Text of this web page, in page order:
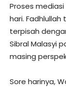
Proses
hari.
terpisah
Sibral Malasyi
masing
Sore harinya,